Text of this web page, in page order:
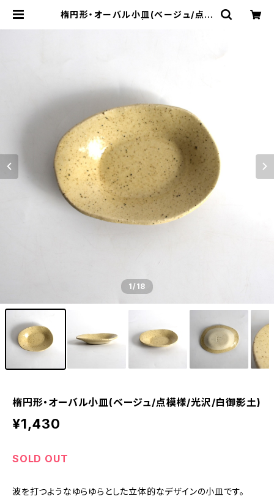
楕円形・オーバル小皿(ベージュ/点模
1/18
楕円形・オーバル小皿(ベージュ/点模様/光沢/白御影土)
¥1,430
SOLD OUT
波を打つようなゆらゆらとした立体的なデザインの小皿です。